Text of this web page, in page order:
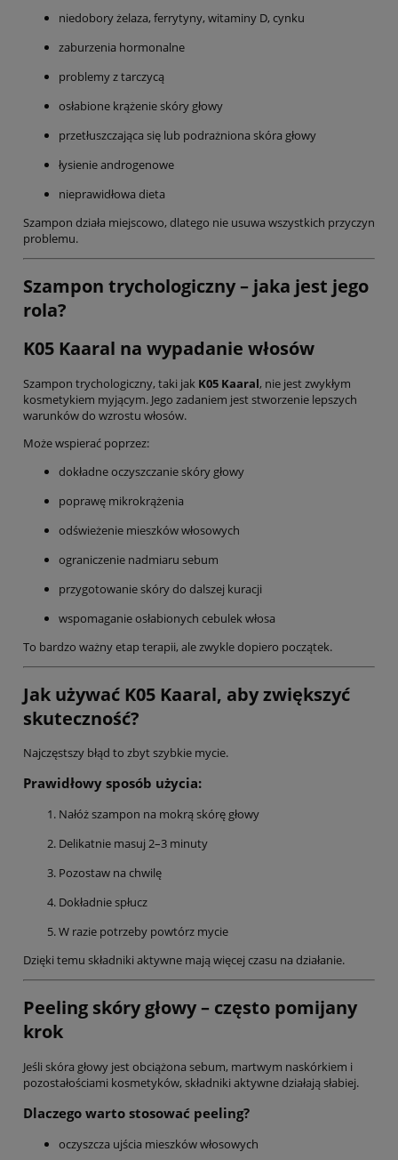
niedobory żelaza, ferrytyny, witaminy D, cynku
zaburzenia hormonalne
problemy z tarczycą
osłabione krążenie skóry głowy
przetłuszczająca się lub podrażniona skóra głowy
łysienie androgenowe
nieprawidłowa dieta
Szampon działa miejscowo, dlatego nie usuwa wszystkich przyczyn
problemu.
Szampon trychologiczny – jaka jest jego
rola?
K05 Kaaral na wypadanie włosów
Szampon trychologiczny, taki jak K05 Kaaral, nie jest zwykłym
kosmetykiem myjącym. Jego zadaniem jest stworzenie lepszych
warunków do wzrostu włosów.
Może wspierać poprzez:
dokładne oczyszczanie skóry głowy
poprawę mikrokrążenia
odświeżenie mieszków włosowych
ograniczenie nadmiaru sebum
przygotowanie skóry do dalszej kuracji
wspomaganie osłabionych cebulek włosa
To bardzo ważny etap terapii, ale zwykle dopiero początek.
Jak używać K05 Kaaral, aby zwiększyć
skuteczność?
Najczęstszy błąd to zbyt szybkie mycie.
Prawidłowy sposób użycia:
Nałóż szampon na mokrą skórę głowy
Delikatnie masuj 2–3 minuty
Pozostaw na chwilę
Dokładnie spłucz
W razie potrzeby powtórz mycie
Dzięki temu składniki aktywne mają więcej czasu na działanie.
Peeling skóry głowy – często pomijany
krok
Jeśli skóra głowy jest obciążona sebum, martwym naskórkiem i
pozostałościami kosmetyków, składniki aktywne działają słabiej.
Dlaczego warto stosować peeling?
oczyszcza ujścia mieszków włosowych